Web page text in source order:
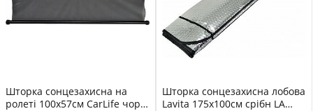
Шторка сонцезахисна на
ролеті 100х57см CarLife чорн
Шторка сонцезахисна лобова
Lavita 175x100см срібн LA